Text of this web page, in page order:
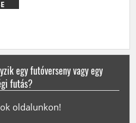
egy futóverseny vagy egy
futás?
oldalunkon!